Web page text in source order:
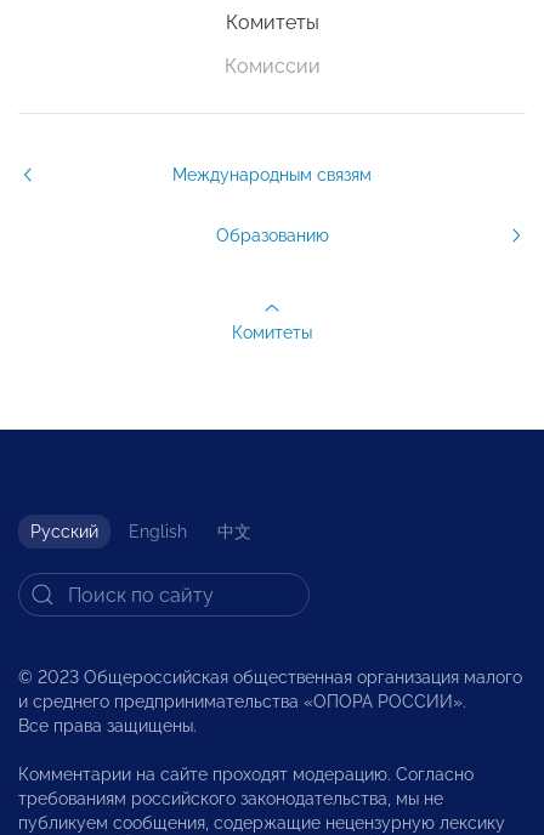
Комитеты
Комиссии
Международным связям
Образованию
Комитеты
Русский English 中文
© 2023 Общероссийская общественная организация малого
и среднего предпринимательства «ОПОРА РОССИИ».
Все права защищены.
Комментарии на сайте проходят модерацию. Согласно
требованиям российского законодательства, мы не
публикуем сообщения, содержащие нецензурную лексику